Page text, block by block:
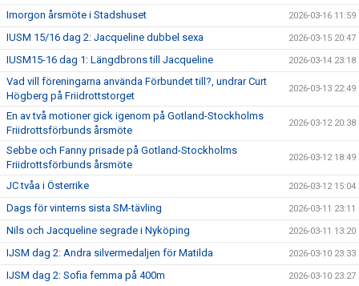
Imorgon årsmöte i Stadshuset 2026-03-16 11:59
IUSM 15/16 dag 2: Jacqueline dubbel sexa 2026-03-15 20:47
IUSM15-16 dag 1: Längdbrons till Jacqueline 2026-03-14 23:18
Vad vill föreningarna använda Förbundet till?, undrar Curt
Högberg på Friidrottstorget
2026-03-13 22:49
En av två motioner gick igenom på Gotland-Stockholms
Friidrottsförbunds årsmöte
2026-03-12 20:38
Sebbe och Fanny prisade på Gotland-Stockholms
Friidrottsförbunds årsmöte
2026-03-12 18:49
JC tvåa i Österrike 2026-03-12 15:04
Dags för vinterns sista SM-tävling 2026-03-11 23:11
Nils och Jacqueline segrade i Nyköping 2026-03-11 13:20
IJSM dag 2: Andra silvermedaljen för Matilda 2026-03-10 23:33
IJSM dag 2: Sofia femma på 400m 2026-03-10 23:27